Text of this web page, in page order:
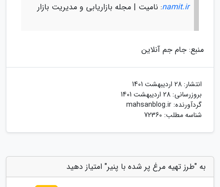
namit.ir: نامیت | مجله بازاریابی و مدیریت بازار
منبع: جام جم آنلاین
انتشار: 28 اردیبهشت 1401
بروزرسانی: 28 اردیبهشت 1401
گردآورنده: mahsanblog.ir
شناسه مطلب: 72360
به "طرز تهیه مرغ پر شده با پنیر" امتیاز دهید